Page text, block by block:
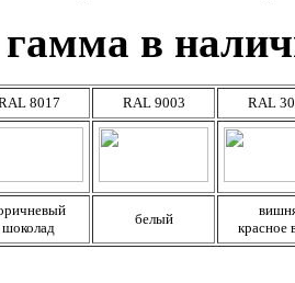
в
8017 RAL 9003 RAL
шоколад
белый
красное